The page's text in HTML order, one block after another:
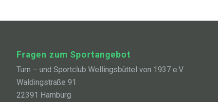
Fragen zum Sportangebot
Turn – und Sportclub Wellingsbüttel von 1937 e.V.
Waldingstraße 91
22391 Hamburg